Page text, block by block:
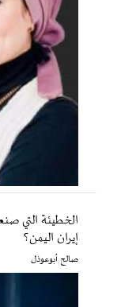
الخطيئة التي
إيران اليمن؟
صالح أبوعوذل